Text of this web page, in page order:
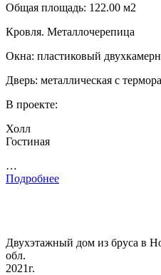
Общая площадь: 122.00 м2
Кровля. Металлочерепица
Окна: пластиковый
Дверь: металлическая с
В проекте:
Холл
Гостиная
…
Подробнее
Двухэтажный дом из бруса в
обл.
2021г.